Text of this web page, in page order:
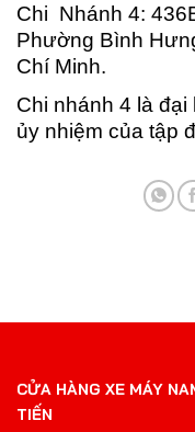
Chi Nhánh 4:
Phường Bình
Chí Minh.
Chi nhánh 4 là
ủy nhiệm của tập
CỬA HÀNG XE MÁY
TIẾN